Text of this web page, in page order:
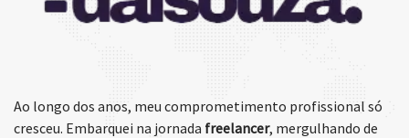
Ao longo dos anos, meu comprometimento profissional só
cresceu. Embarquei na jornada freelancer, mergulhando de